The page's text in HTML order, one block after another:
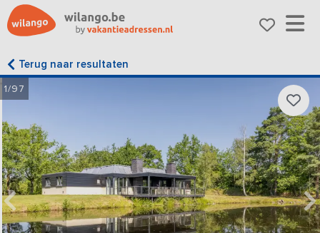
Terug naar resultaten
1/97